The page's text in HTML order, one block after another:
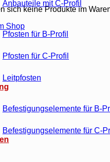
sich keine Produkte im
Shop
Anbauteile mit C-Profil
Pfosten für B-Profil
Pfosten für C-Profil
Leitpfosten
Befestigungselemente für B-
Befestigungselemente für C-